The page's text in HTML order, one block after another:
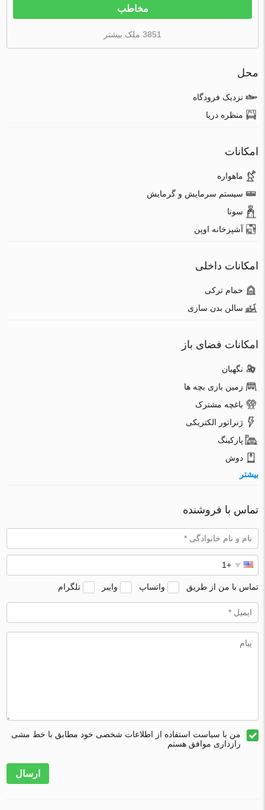
مخاطب
3851 ملک بیشتر
محل
نزدیک فرودگاه
منظره دریا
امکانات
ماهواره
سیستم سرمایش و گرمایش
سونا
آشپزخانه اوپن
امکانات داخلی
حمام ترکی
سالن بدن سازی
امکانات فضای باز
نگهبان
زمین بازی بچه ها
باغچه مشترک
ژنراتور الکتریکی
پارکینگ
دوش
بیشتر
تماس با فروشنده
تماس با من از طریق واتساپ وایبر تلگرام
من با سیاست استفاده از اطلاعات شخصی خود مطابق با خط مشی
رازداری موافق هستم
ارسال